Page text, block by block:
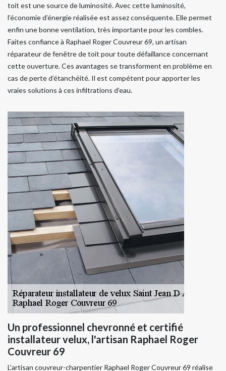
toit est une source de luminosité. Avec cette luminosité,
l’économie d’énergie réalisée est assez conséquente. Elle permet
enfin une bonne ventilation, très importante pour les combles.
Faites confiance à Raphael Roger Couvreur 69, un artisan
réparateur de fenêtre de toit pour toute défaillance concernant
cette ouverture. Ces avantages se transforment en problème en
cas de perte d’étanchéité. Il est compétent pour apporter les
vraies solutions à ces infiltrations d’eau.
Un professionnel chevronné et certifié
installateur velux, l'artisan Raphael Roger
Couvreur 69
L'artisan couvreur-charpentier Raphael Roger Couvreur 69 réalise